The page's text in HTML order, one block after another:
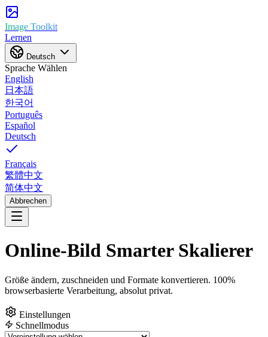
Image Toolkit
Lernen
Deutsch
Sprache Wählen
English
日本語
한국어
Português
Español
Deutsch
Français
繁體中文
简体中文
Abbrechen
Online-Bild Smarter Skalierer
Größe ändern, zuschneiden und Formate konvertieren. 100%
browserbasierte Verarbeitung, absolut privat.
Einstellungen
Schnellmodus